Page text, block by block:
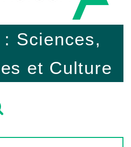
Sciences,
et Culture